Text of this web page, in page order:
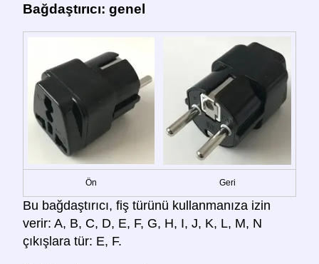
Bağdaştırıcı: genel
Ön Geri
Bu bağdaştırıcı, fiş türünü kullanmanıza izin
verir: A, B, C, D, E, F, G, H, I, J, K, L, M, N
çıkışlara tür: E, F.